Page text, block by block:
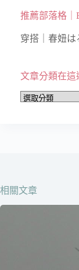
推薦部落格｜
穿搭｜春妞は
文章分類在這
文
相關文章